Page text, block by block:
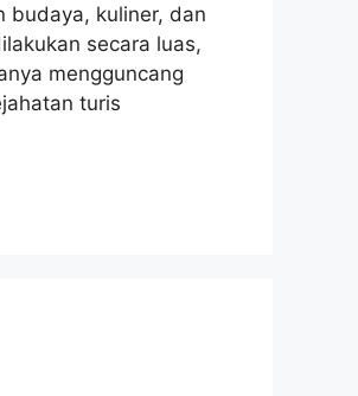
budaya, kuliner, dan
secara luas,
mengguncang
turis